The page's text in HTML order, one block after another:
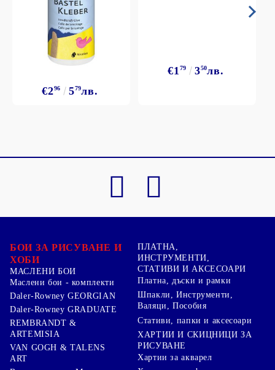
€296 579лв.
€1 79 350лв.
БОИ ЗА РИСУВАНЕ И
ХОБИ
МАСЛЕНИ БОИ
Маслени бои - комплекти
Daler-Rowney GEORGIAN
Daler-Rowney GRADUATE
REMBRANDT &
ARTEMISIA
VAN GOGH & TALENS
ART
ПЛАТНА,
ИНСТРУМЕНТИ,
СТАТИВИ И АКСЕСОАРИ
Платна, дъски и рамки
Шпакли, Инструменти,
Валяци, Пособия
Стативи, папки и аксесоари
ХАРТИИ И СКИЦНИЦИ ЗА
РИСУВАНЕ
Хартии за акварел